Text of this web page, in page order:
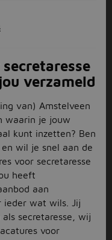
verzameld
van) Amstelveen
waarin je jouw
kunt inzetten? Ben
wil je snel aan de
voor secretaresse
heeft
aan
ieder wat wils. Jij
secretaresse, wij
voor